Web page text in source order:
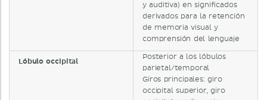
y auditiva) en significados
derivados para la retención
de memoria visual y
comprensión del lenguaje
Lóbulo occipital
Posterior a los lóbulos
parietal/temporal
Giros principales: giro
occipital superior, giro